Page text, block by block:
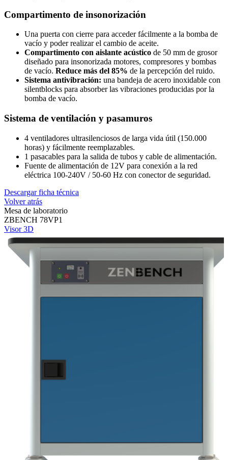
Compartimento de insonorización
Una puerta con cierre para acceder fácilmente a la bomba de
vacío y poder realizar el cambio de aceite.
Compartimento con aislante acústico de 50 mm de grosor
diseñado para insonorizada motores, compresores y bombas
de vacío. Reduce más del 85% de la percepción del ruido.
Sistema antivibración: una bandeja de acero inoxidable con
silentblocks para absorber las vibraciones producidas por la
bomba de vacío.
Sistema de ventilación y pasamuros
4 ventiladores ultrasilenciosos de larga vida útil (150.000
horas) y fácilmente reemplazables.
1 pasacables para la salida de tubos y cable de alimentación.
Fuente de alimentación de 12V para conexión a la red
eléctrica 100-240V / 50-60 Hz con conector de seguridad.
Descargar ficha técnica
Volver atrás
Mesa de laboratorio
ZBENCH 78VP1
Visor 3D